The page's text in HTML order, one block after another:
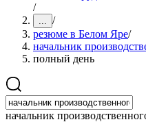
/
... /
резюме в Белом Яре/
начальник
полный день
начальник